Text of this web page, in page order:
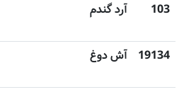
103 ‌آرد گندم
19134 آش دوغ